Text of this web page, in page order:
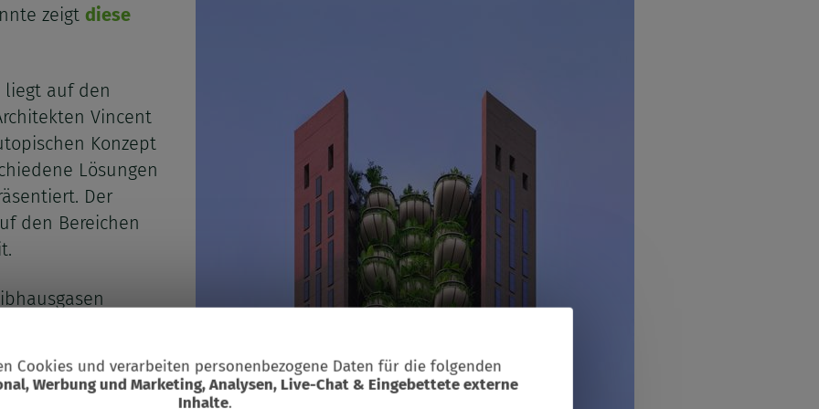
Suchbegriff
zeigt diese
liegt auf den
Vincent
Konzept
Lösungen
Der
den Bereichen
Türme
in Biomasse
kommt
Cookies und verarbeiten personenbezogene Daten für die folgenden
Werbung und Marketing, Analysen, Live-Chat & Eingebettete externe
Inhalte.